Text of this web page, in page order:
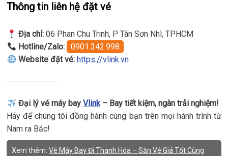
Thông tin liên hệ đặt vé
Địa chỉ:06 Phan Chu Trinh, P Tân Sơn Nhì, TPHCM
Hotline/Zalo:
0901.342.998
Website đặt vé: https://vlink.vn
Đại lý vé máy bay Vlink– Bay tiết kiệm, ngàn trải nghiệm!
Hãy để chúng tôi đồng hành cùng bạn trên mọi hành trình từ
Nam ra Bắc!
Xem thêm:Vé Máy Bay Đi Thanh Hóa – Săn Vé Giá Tốt Cùng